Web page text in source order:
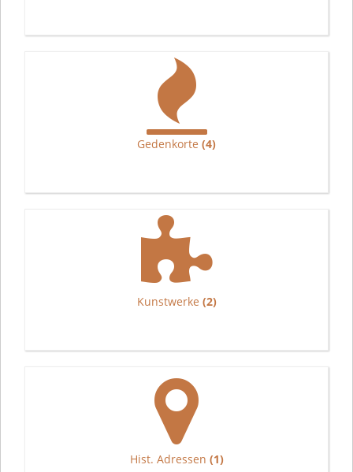
Gedenkorte (4)
Kunstwerke (2)
Hist. Adressen (1)